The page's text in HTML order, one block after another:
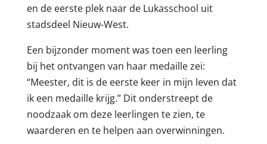
en de eerste plek naar de Lukasschool uit
stadsdeel Nieuw-West.
Een bijzonder moment was toen een leerling
bij het ontvangen van haar medaille zei:
“Meester, dit is de eerste keer in mijn leven dat
ik een medaille krijg.” Dit onderstreept de
noodzaak om deze leerlingen te zien, te
waarderen en te helpen aan overwinningen.